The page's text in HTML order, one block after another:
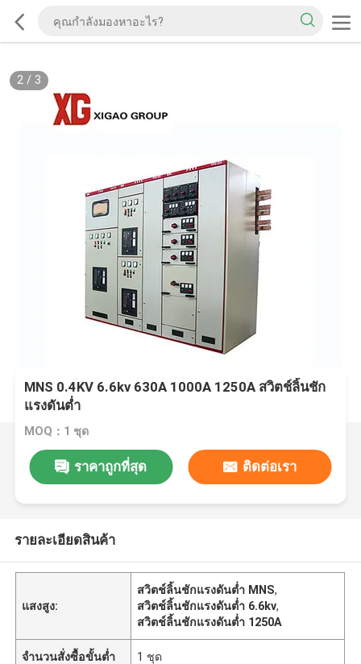
2/ 3
MNS 0.4KV 6.6kv 630A 1000A 1250A สวิตช์ลิ้นชัก
แรงดันต่ำ
MOQ：1 ชุด
ราคาถูกที่สุด ติดต่อเรา
รายละเอียดสินค้า
แสงสูง:
สวิตช์ลิ้นชักแรงดันต่ำ MNS,
สวิตช์ลิ้นชักแรงดันต่ำ 6.6kv,
สวิตช์ลิ้นชักแรงดันต่ำ 1250A
จำนวนสั่งซื้อขั้นต่ำ 1 ชุด